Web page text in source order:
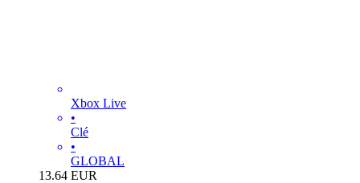
Xbox Live
•
Clé
•
GLOBAL
13.64 EUR